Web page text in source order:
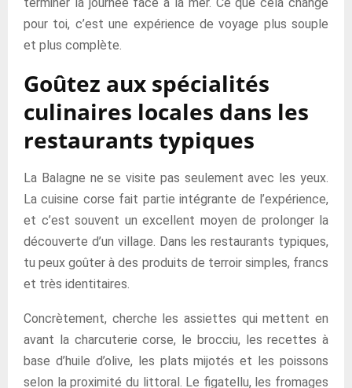
pour toi, c’est une expérience de voyage plus souple
et plus complète.
Goûtez aux spécialités
culinaires locales dans les
restaurants typiques
La Balagne ne se visite pas seulement avec les yeux.
La cuisine corse fait partie intégrante de l’expérience,
et c’est souvent un excellent moyen de prolonger la
découverte d’un village. Dans les restaurants typiques,
tu peux goûter à des produits de terroir simples, francs
et très identitaires.
Concrètement, cherche les assiettes qui mettent en
avant la charcuterie corse, le brocciu, les recettes à
base d’huile d’olive, les plats mijotés et les poissons
selon la proximité du littoral. Le figatellu, les fromages